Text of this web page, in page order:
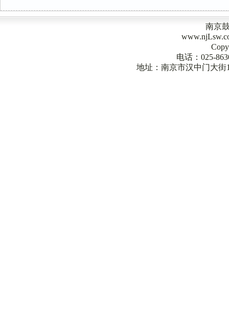
南京
电话：025-
地址：南京市汉中门大